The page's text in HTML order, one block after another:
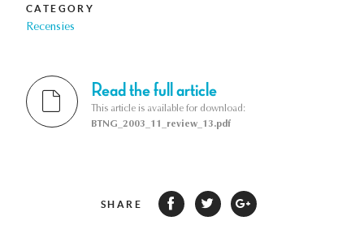
CATEGORY
Recensies
Read the full article
This article is available for download:
BTNG_2003_11_review_13.pdf
SHARE